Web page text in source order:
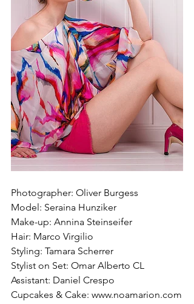
Photographer: Oliver Burgess
Model: Seraina Hunziker
Make-up: Annina Steinseifer
Hair: Marco Virgilio
Styling: Tamara Scherrer
Stylist on Set: Omar Alberto CL
Assistant: Daniel Crespo
Cupcakes & Cake: www.noamarion.com